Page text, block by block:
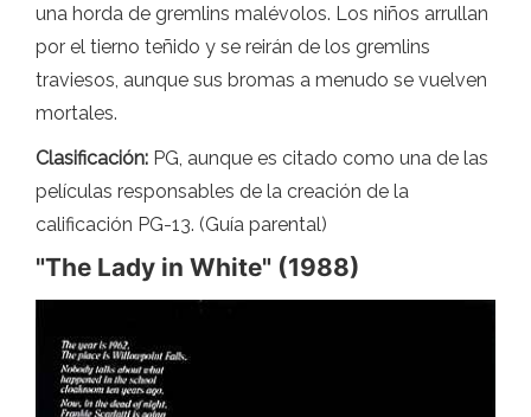
una horda de gremlins malévolos. Los niños arrullan
por el tierno teñido y se reirán de los gremlins
traviesos, aunque sus bromas a menudo se vuelven
mortales.
Clasificación: PG, aunque es citado como una de las
películas responsables de la creación de la
calificación PG-13. (Guía parental)
"The Lady in White" (1988)